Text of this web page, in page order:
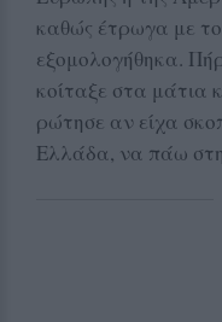
καθώς έτρωγα με
εξομολογήθηκα.
κοίταξε στα μάτια
ρώτησε αν είχα
Ελλάδα, να πάω